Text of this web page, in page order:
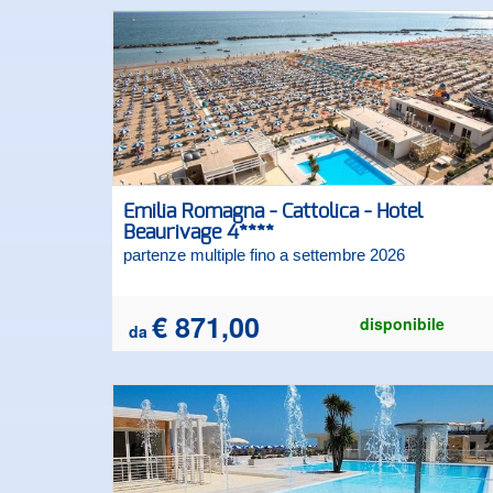
Emilia Romagna - Cattolica - Hotel
Beaurivage 4****
partenze multiple fino a settembre 2026
da € 871,00 disponibile